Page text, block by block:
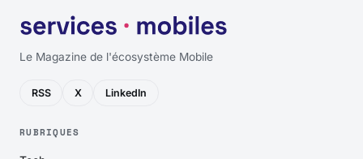
Le Magazine de l'écosystème Mobile
RSS X LinkedIn
RUBRIQUES